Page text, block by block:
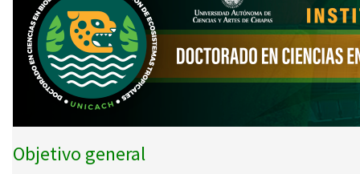
Objetivo general